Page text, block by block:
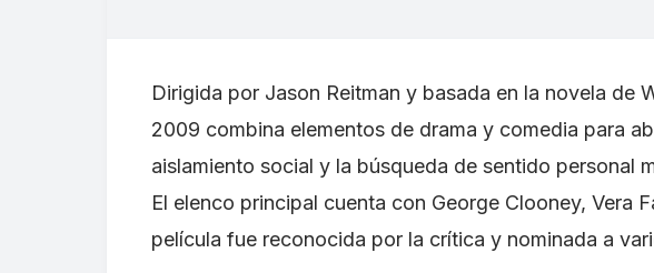
Dirigida por Jason Reitman y basada en la novela de
2009 combina elementos de drama y comedia para
aislamiento social y la búsqueda de sentido personal
El elenco principal cuenta con George Clooney, Vera
película fue reconocida por la crítica y nominada a